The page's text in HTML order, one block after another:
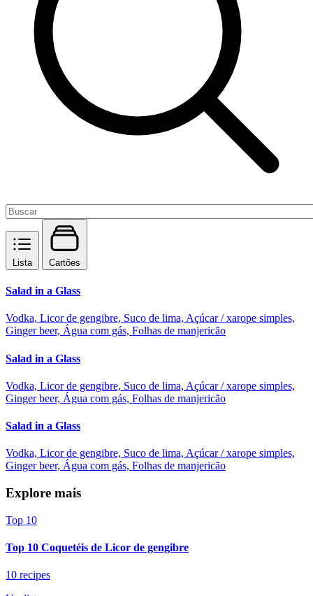
Lista Cartões
Salad in a Glass
Vodka, Licor de gengibre, Suco de lima, Açúcar / xarope simples,
Ginger beer, Água com gás, Folhas de manjericão
Salad in a Glass
Vodka, Licor de gengibre, Suco de lima, Açúcar / xarope simples,
Ginger beer, Água com gás, Folhas de manjericão
Salad in a Glass
Vodka, Licor de gengibre, Suco de lima, Açúcar / xarope simples,
Ginger beer, Água com gás, Folhas de manjericão
Explore mais
Top 10
Top 10 Coquetéis de Licor de gengibre
10 recipes